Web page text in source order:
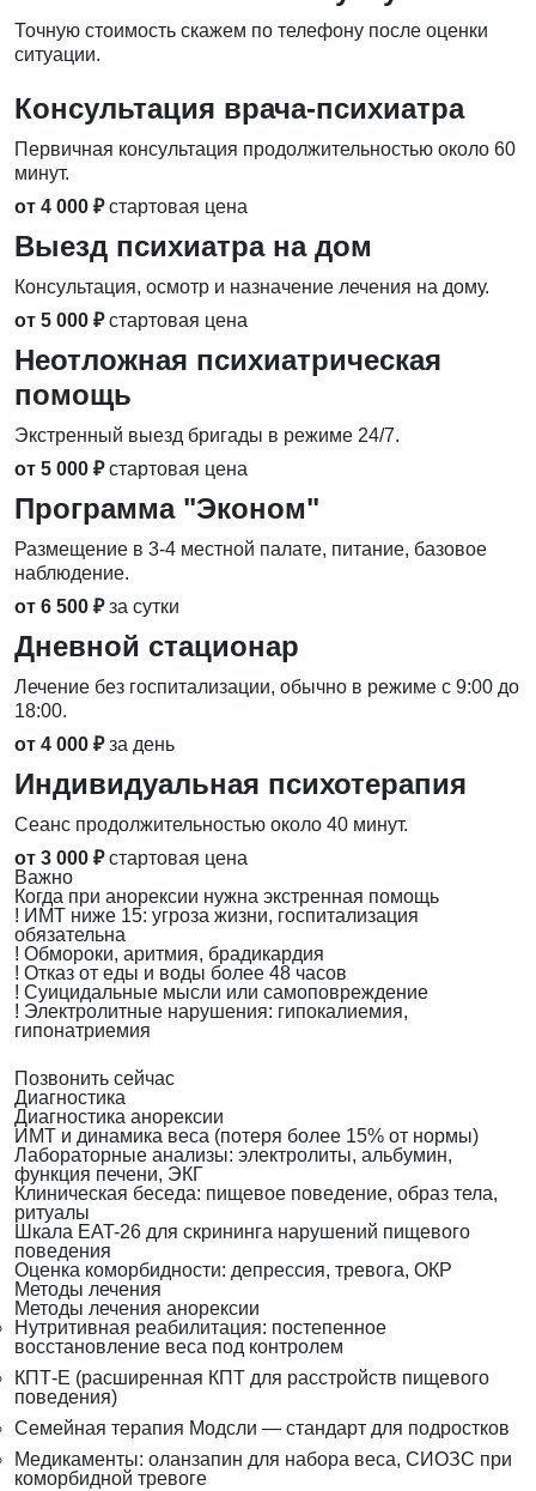
Точную стоимость скажем по телефону после оценки
ситуации.
Консультация врача-психиатра
Первичная консультация продолжительностью около 60
минут.
от 4 000 ₽ стартовая цена
Выезд психиатра на дом
Консультация, осмотр и назначение лечения на дому.
от 5 000 ₽ стартовая цена
Неотложная психиатрическая
помощь
Экстренный выезд бригады в режиме 24/7.
от 5 000 ₽ стартовая цена
Программа "Эконом"
Размещение в 3-4 местной палате, питание, базовое
наблюдение.
от 6 500 ₽ за сутки
Дневной стационар
Лечение без госпитализации, обычно в режиме с 9:00 до
18:00.
от 4 000 ₽ за день
Индивидуальная психотерапия
Сеанс продолжительностью около 40 минут.
от 3 000 ₽ стартовая цена
Важно
Когда при анорексии нужна экстренная помощь
! ИМТ ниже 15: угроза жизни, госпитализация
обязательна
! Обмороки, аритмия, брадикардия
! Отказ от еды и воды более 48 часов
! Суицидальные мысли или самоповреждение
! Электролитные нарушения: гипокалиемия,
гипонатриемия
Позвонить сейчас
Диагностика
Диагностика анорексии
ИМТ и динамика веса (потеря более 15% от нормы)
Лабораторные анализы: электролиты, альбумин,
функция печени, ЭКГ
Клиническая беседа: пищевое поведение, образ тела,
ритуалы
Шкала EAT-26 для скрининга нарушений пищевого
поведения
Оценка коморбидности: депрессия, тревога, ОКР
Методы лечения
Методы лечения анорексии
Нутритивная реабилитация: постепенное
восстановление веса под контролем
КПТ-Е (расширенная КПТ для расстройств пищевого
поведения)
Семейная терапия Модсли — стандарт для подростков
Медикаменты: оланзапин для набора веса, СИОЗС при
коморбидной тревоге